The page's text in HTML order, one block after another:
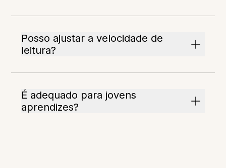
Posso ajustar a velocidade de
leitura?
É adequado para jovens
aprendizes?